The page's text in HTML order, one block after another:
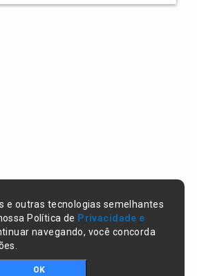
e outras tecnologias semelhantes
Política de Privacidade e
navegando, você concorda
OK